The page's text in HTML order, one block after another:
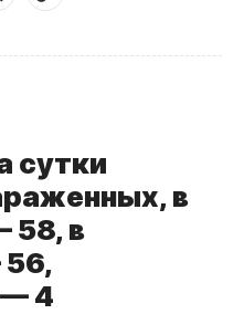
сутки
в
58, в
4